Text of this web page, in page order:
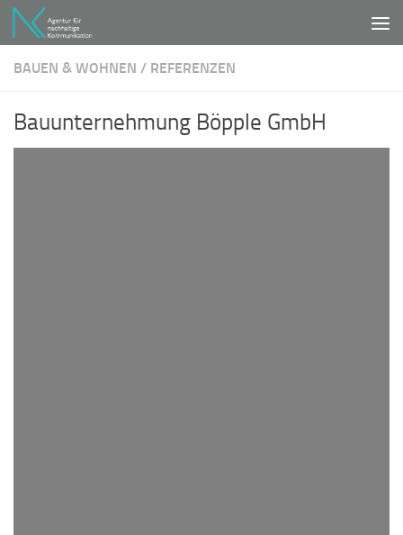
Unter dem Inhalt
BAUEN & WOHNEN / REFERENZEN
Bauunternehmung Böpple GmbH